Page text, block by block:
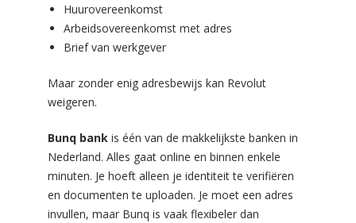
Huurovereenkomst
Arbeidsovereenkomst met adres
Brief van werkgever
Maar zonder enig adresbewijs kan Revolut
weigeren.
Bunq bank is één van de makkelijkste banken in
Nederland. Alles gaat online en binnen enkele
minuten. Je hoeft alleen je identiteit te verifiëren
en documenten te uploaden. Je moet een adres
invullen, maar Bunq is vaak flexibeler dan